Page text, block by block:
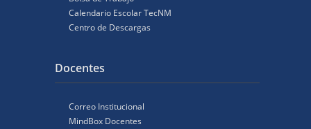
Calendario Escolar TecNM
Centro de Descargas
Docentes
Correo Institucional
MindBox Docentes